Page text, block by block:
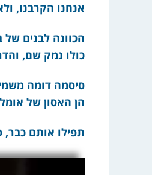
אנחנו הקרבנו,
הכוונה לבנים של
כולו נמק שם,
סיסמה דומה
הן האסון של
תפילו אותם